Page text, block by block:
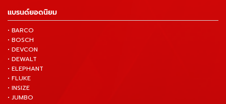
แบรนด์ยอดนิยม
• BARCO
• BOSCH
• DEVCON
• DEWALT
• ELEPHANT
• FLUKE
• INSIZE
• JUMBO